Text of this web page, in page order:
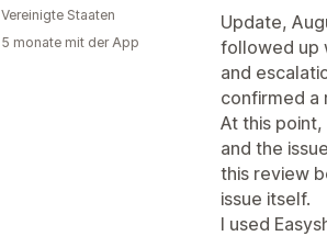
Update,
followed up
and
confirmed a
At this
and the
this review
issue itself.
I used
Vereinigte Staaten
5 monate mit der App